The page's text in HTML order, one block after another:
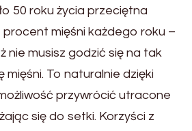
50 roku życia przeciętna
procent mięśni każdego roku –
nie musisz godzić się na tak
To naturalnie dzięki
przywrócić utracone
się do setki. Korzyści z